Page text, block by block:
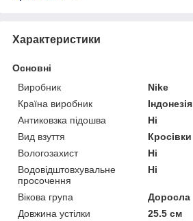
Характеристики
Основні
Виробник
Nike
Країна виробник
Індонезія
Антиковзка підошва
Ні
Вид взуття
Кросівки
Вологозахист
Ні
Водовідштовхувальне
просочення
Ні
Вікова група
Доросла
Довжина устілки
25.5 см